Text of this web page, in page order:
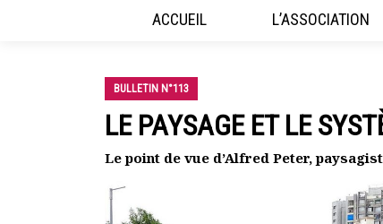
Statuts de l’association
Vie de l’association
Calendrier des activités
Comptes rendus mensuels
ACCUEIL L’ASSOCIATION
BULLETIN N°113
LE PAYSAGE ET LE
Le point de vue d’Alfred Peter,